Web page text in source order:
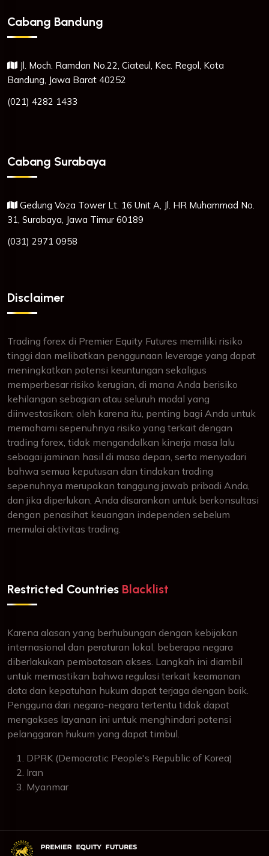
Cabang Bandung
Jl. Moch. Ramdan No.22, Ciateul, Kec. Regol, Kota
Bandung, Jawa Barat 40252
(021) 4282 1433
Cabang Surabaya
Gedung Voza Tower Lt. 16 Unit A, Jl. HR Muhammad No.
31, Surabaya, Jawa Timur 60189
(031) 2971 0958
Disclaimer
Trading forex di Premier Equity Futures memiliki risiko
tinggi dan melibatkan penggunaan leverage yang dapat
meningkatkan potensi keuntungan sekaligus
memperbesar risiko kerugian, di mana Anda berisiko
kehilangan sebagian atau seluruh modal yang
diinvestasikan; oleh karena itu, penting bagi Anda untuk
memahami sepenuhnya risiko yang terkait dengan
trading forex, tidak mengandalkan kinerja masa lalu
sebagai jaminan hasil di masa depan, serta menyadari
bahwa semua keputusan dan tindakan trading
sepenuhnya merupakan tanggung jawab pribadi Anda,
dan jika diperlukan, Anda disarankan untuk berkonsultasi
dengan penasihat keuangan independen sebelum
memulai aktivitas trading.
Restricted Countries Blacklist
Karena alasan yang berhubungan dengan kebijakan
internasional dan peraturan lokal, beberapa negara
diberlakukan pembatasan akses. Langkah ini diambil
untuk memastikan bahwa regulasi terkait keamanan
data dan kepatuhan hukum dapat terjaga dengan baik.
Pengguna dari negara-negara tertentu tidak dapat
mengakses layanan ini untuk menghindari potensi
pelanggaran hukum yang dapat timbul.
DPRK (Democratic People's Republic of Korea)
Iran
Myanmar